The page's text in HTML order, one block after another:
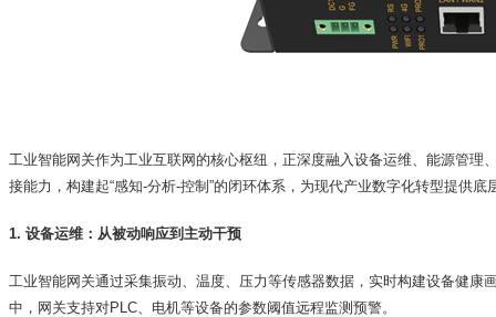
工业智能网关作为工业互联网的核心枢纽，正深度融入设备运维、能源管
接能力，构建起“感知-分析-控制”的闭环体系，为现代产业数字化转型提供底
1. 设备运维：从被动响应到主动干预
工业智能网关通过采集振动、温度、压力等传感器数据，实时构建设备健康
中，网关支持对PLC、电机等设备的参数阈值远程监测预警。